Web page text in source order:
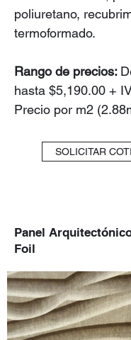
poliuretano,
termoformado.
Rango de precios:
hasta $5,190.00 +
Precio por m2
SOLICITAR
Panel
Foil